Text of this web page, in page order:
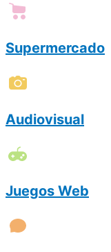
Supermercado
Audiovisual
Juegos Web